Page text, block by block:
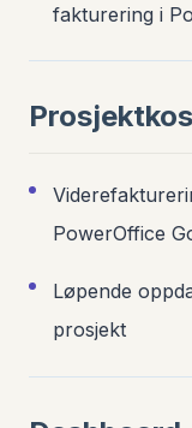
fakturering i
PowerOffice
Løpende
prosjekt